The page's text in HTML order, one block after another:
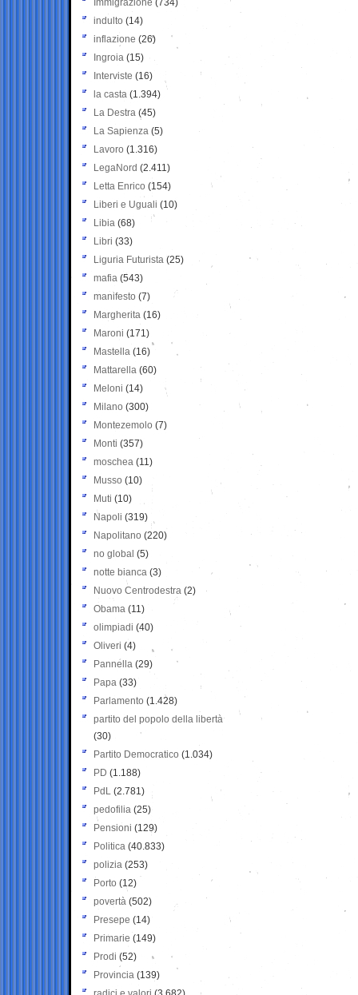
Immigrazione (734)
indulto (14)
inflazione (26)
Ingroia (15)
Interviste (16)
la casta (1.394)
La Destra (45)
La Sapienza (5)
Lavoro (1.316)
LegaNord (2.411)
Letta Enrico (154)
Liberi e Uguali (10)
Libia (68)
Libri (33)
Liguria Futurista (25)
mafia (543)
manifesto (7)
Margherita (16)
Maroni (171)
Mastella (16)
Mattarella (60)
Meloni (14)
Milano (300)
Montezemolo (7)
Monti (357)
moschea (11)
Musso (10)
Muti (10)
Napoli (319)
Napolitano (220)
no global (5)
notte bianca (3)
Nuovo Centrodestra (2)
Obama (11)
olimpiadi (40)
Oliveri (4)
Pannella (29)
Papa (33)
Parlamento (1.428)
partito del popolo della libertà
(30)
Partito Democratico (1.034)
PD (1.188)
PdL (2.781)
pedofilia (25)
Pensioni (129)
Politica (40.833)
polizia (253)
Porto (12)
povertà (502)
Presepe (14)
Primarie (149)
Prodi (52)
Provincia (139)